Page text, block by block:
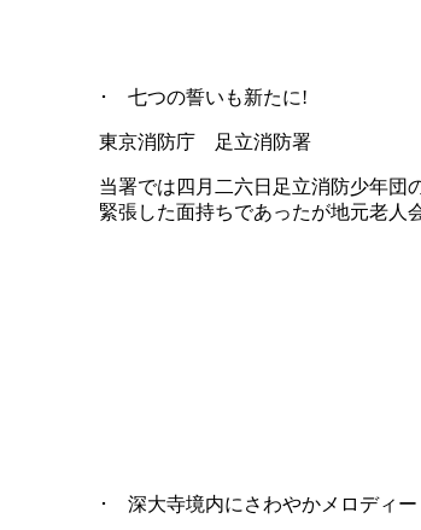
･ 七つの誓いも新たに!
東京消防庁 足立消防署
当署では四月二六日足立消防少年団
緊張した面持ちであったが地元老人
･ 深大寺境内にさわやかメロディー